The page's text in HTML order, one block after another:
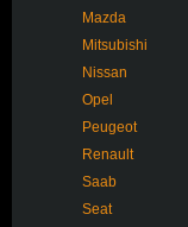
Mazda
Mitsubishi
Nissan
Opel
Peugeot
Renault
Saab
Seat